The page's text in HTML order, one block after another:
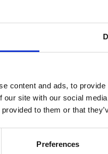
content and ads, to
our site with our social
to them or that
Preferences
Bedürfnisse. Lassen Sie
zu werden.